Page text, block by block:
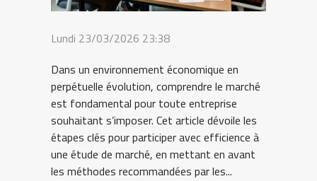
Lundi 23/03/2026 23:38
Dans un environnement économique en
perpétuelle évolution, comprendre le marché
est fondamental pour toute entreprise
souhaitant s’imposer. Cet article dévoile les
étapes clés pour participer avec efficience à
une étude de marché, en mettant en avant
les méthodes recommandées par les...